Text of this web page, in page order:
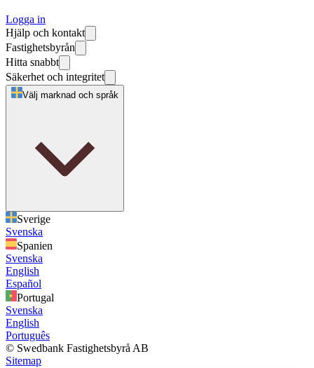
Logga in
Hjälp och kontakt
Fastighetsbyrån
Hitta snabbt
Säkerhet och integritet
Välj marknad och språk
Sverige
Svenska
Spanien
Svenska
English
Español
Portugal
Svenska
English
Português
© Swedbank Fastighetsbyrå AB
Sitemap